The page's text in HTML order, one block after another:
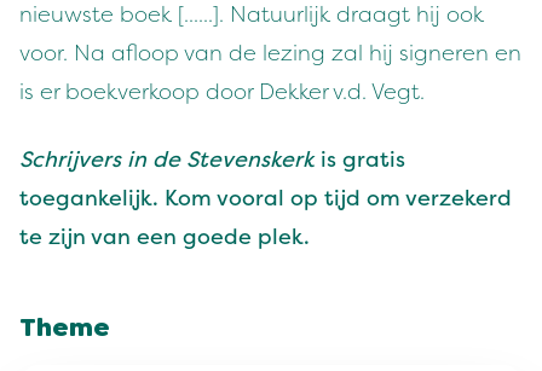
nieuwste boek [......]. Natuurlijk draagt hij ook
voor. Na afloop van de lezing zal hij signeren en
is er boekverkoop door Dekker v.d. Vegt.
Schrijvers in de Stevenskerkis gratis
toegankelijk. Kom vooral op tijd om verzekerd
te zijn van een goede plek.
Theme